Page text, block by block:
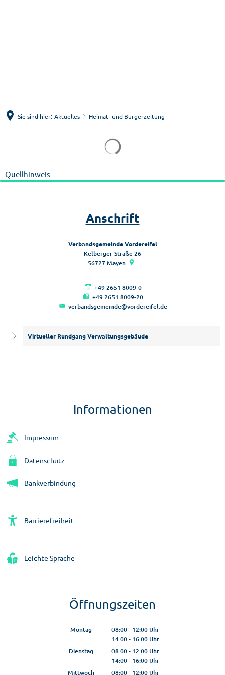
Sie sind hier: Aktuelles Heimat- und Bürgerzeitung
Bürgerzeitung
Quellhinweis
Anschrift
Verbandsgemeinde Vordereifel
Kelberger Straße 26
56727 Mayen
+49 2651 8009-0
+49 2651 8009-20
verbandsgemeinde@vordereifel.de
Virtueller Rundgang Verwaltungsgebäude
Informationen
Impressum
Datenschutz
Bankverbindung
Barrierefreiheit
Leichte Sprache
Öffnungszeiten
Montag 08:00- 12:00Uhr
Von 08:00 bis 12:00 Uhr
14:00- 16:00Uhr
Von 14:00 bis 16:00 Uhr
Dienstag 08:00- 12:00Uhr
Von 08:00 bis 12:00 Uhr
14:00- 16:00Uhr
Von 14:00 bis 16:00 Uhr
Mittwoch 08:00- 12:00Uhr